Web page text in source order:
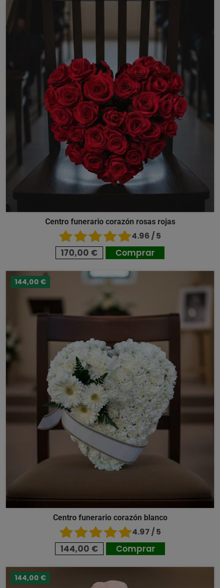
Centro funerario corazón rosas rojas
4.96 / 5
170,00 € Comprar
144,00 €
Centro funerario corazón blanco
4.97 / 5
144,00 € Comprar
144,00 €